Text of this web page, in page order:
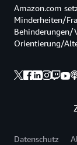
Amazon.com
Minderheiten/
Behinderungen/
Orientierung/
Datenschutz